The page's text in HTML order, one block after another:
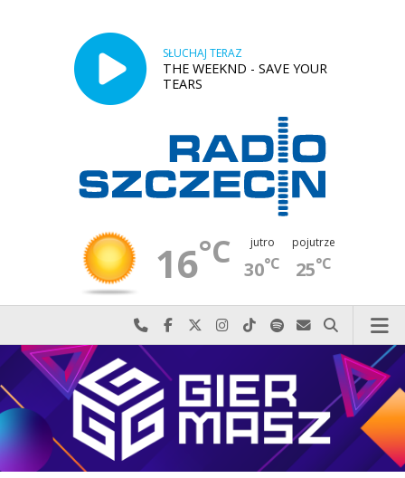
SŁUCHAJ TERAZ
THE WEEKND - SAVE YOUR
TEARS
16°C jutro
30°C
pojutrze
25°C
Najlepiej po prostu do nas zadzwoń
Odwiedź nas na Facebook-u
Odwiedź nas na X
Odwiedź nas na Instagram-ie
Odwiedź nas na TikTok-u
Szukaj nas na Spotify
Wyślij do nas
Szukaj